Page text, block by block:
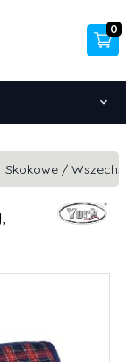
0
Skokowe /